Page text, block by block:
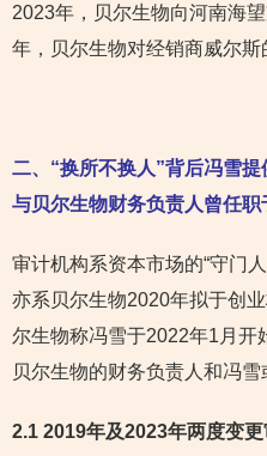
2023年，贝尔生物向河南海
年，贝尔生物对经销商威尔斯
二、“换所不换人”背后冯雪
与贝尔生物财务负责人曾任职
审计机构系资本市场的“守门
亦系贝尔生物2020年拟于创
尔生物称冯雪于2022年1月开
贝尔生物的财务负责人和冯雪
2.1 2019年及2023年两度变